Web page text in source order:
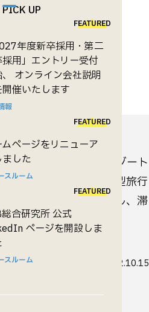
こと。
はリゾート
ート地や都市での滞在型旅行
在型観光の促進を提唱し、滞
2012.10.15
PICK UP
FEATURED
年度新卒採用・第二
用」エントリー受付
オンライン会社説明
催いたします
報
FEATURED
ページをリニューア
した
スルーム
FEATURED
合研究所 公式
ページを開設しま
スルーム